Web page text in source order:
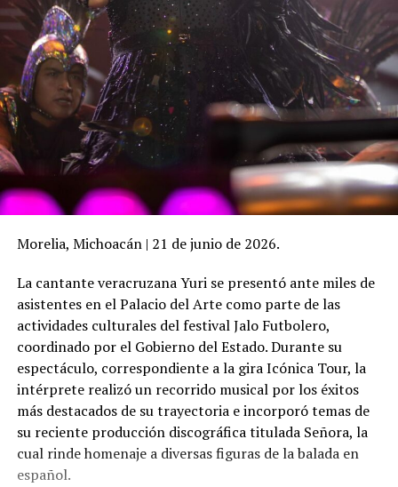
Morelia, Michoacán | 21 de junio de 2026.
La cantante veracruzana Yuri se presentó ante miles de
asistentes en el Palacio del Arte como parte de las
actividades culturales del festival Jalo Futbolero,
coordinado por el Gobierno del Estado. Durante su
espectáculo, correspondiente a la gira Icónica Tour, la
intérprete realizó un recorrido musical por los éxitos
más destacados de su trayectoria e incorporó temas de
su reciente producción discográfica titulada Señora, la
cual rinde homenaje a diversas figuras de la balada en
español.